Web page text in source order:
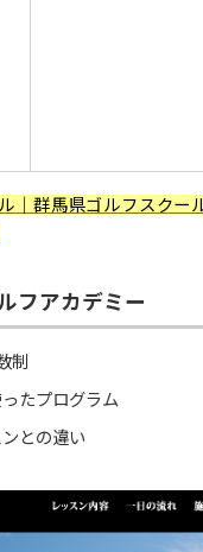
｜群馬県ゴルフスクー
フアカデミー
制
たプログラム
との違い